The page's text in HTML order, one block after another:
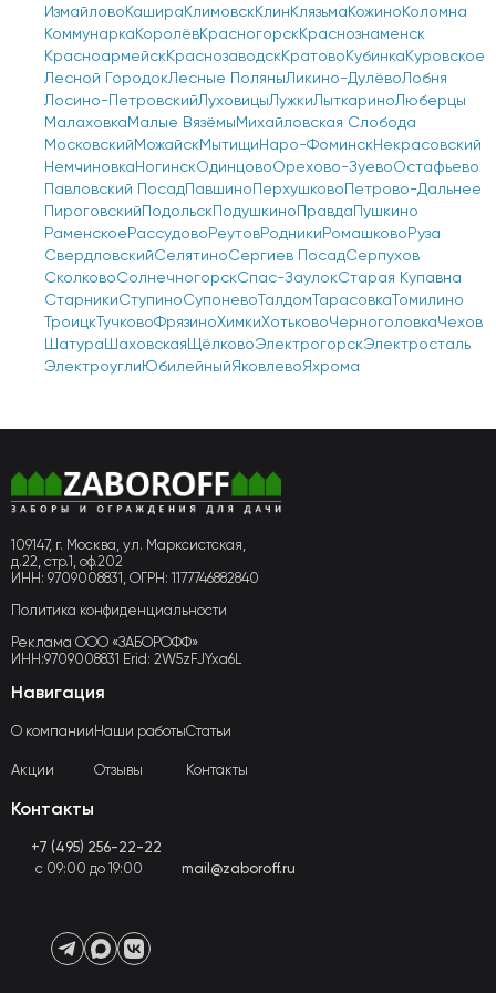
ИзмайловоКашираКлимовскКлинКлязьмаКожиноКоломна
КоммунаркаКоролёвКрасногорскКраснознаменск
КрасноармейскКраснозаводскКратовоКубинкаКуровское
Лесной ГородокЛесные ПоляныЛикино-ДулёвоЛобня
Лосино-ПетровскийЛуховицыЛужкиЛыткариноЛюберцы
МалаховкаМалые ВязёмыМихайловская Слобода
МосковскийМожайскМытищиНаро-ФоминскНекрасовский
НемчиновкаНогинскОдинцовоОрехово-ЗуевоОстафьево
Павловский ПосадПавшиноПерхушковоПетрово-Дальнее
ПироговскийПодольскПодушкиноПравдаПушкино
РаменскоеРассудовоРеутовРодникиРомашковоРуза
СвердловскийСелятиноСергиев ПосадСерпухов
СколковоСолнечногорскСпас-ЗаулокСтарая Купавна
СтарникиСтупиноСупоневоТалдомТарасовкаТомилино
ТроицкТучковоФрязиноХимкиХотьковоЧерноголовкаЧехов
ШатураШаховскаяЩёлковоЭлектрогорскЭлектросталь
ЭлектроуглиЮбилейныйЯковлевоЯхрома
109147, г. Москва, ул. Марксистская,
д.22, стр.1, оф.202
ИНН: 9709008831, ОГРН: 1177746882840
Политика конфиденциальности
Реклама ООО «ЗАБОРОФФ»
ИНН:9709008831 Erid: 2W5zFJYxa6L
Навигация
О компании
Акции
Наши работы
Отзывы
Статьи
Контакты
Контакты
+7 (495) 256-22-22
с 09:00 до 19:00
mail@zaboroff.ru